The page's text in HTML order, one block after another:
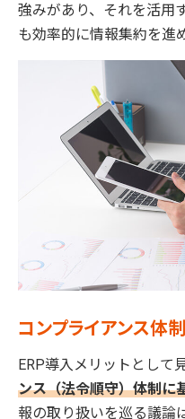
強みがあり、それを活用
も効率的に情報集約を進
コンプライアンス体
ERP導入メリットとして
ンス（法令順守）体制に
報の取り扱いを巡る議論